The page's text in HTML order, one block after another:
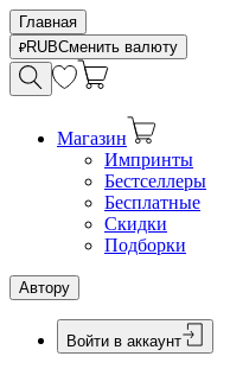
Главная
RUBСменить валюту
Магазин
Импринты
Бестселлеры
Бесплатные
Скидки
Подборки
Автору
Войти в аккаунт